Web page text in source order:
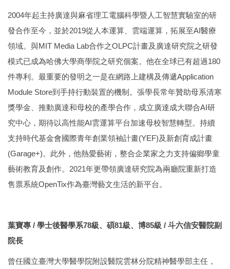
2004年起主持廣達與麻省理工電腦科學暨人工智慧實驗室的研
發合作至今，並於2019從人本運算、雲端運算，拓展至AI醫療
領域。與MIT Media Lab合作之OLPC計畫及廣達研究院之研發
模式已成為哈佛大學商學院之研究個案。他在全球已有超過180
件專利。最重要的發明之一是在網路上建構及傳遞Application
Module Store到手持行動裝置的機制。張學長常年贊助母系清寒
獎學金、推動廣達和母校的產學合作，成立廣達成大聯合AI研
究中心，期待以高性能AI雲運算平台加速母校智慧轉型。持續
支持時代基金會國際青年創業領袖計畫(YEF)及新創育成計畫
(Garage+)。此外，他熱愛藝術，整合企業家之力支持偏鄉學童
藝術教育及創作。2021年更帶領廣達研究院為兩廳院重新打造
售票系統OpenTix作為臺灣藝文生活的新平台。
葉寶專 / 學士後醫學系78級、碩81級、博85級 / 斗六信安醫院副
院長
曾任國立臺灣大學醫學院附設醫院雲林分院精神醫學部主任，